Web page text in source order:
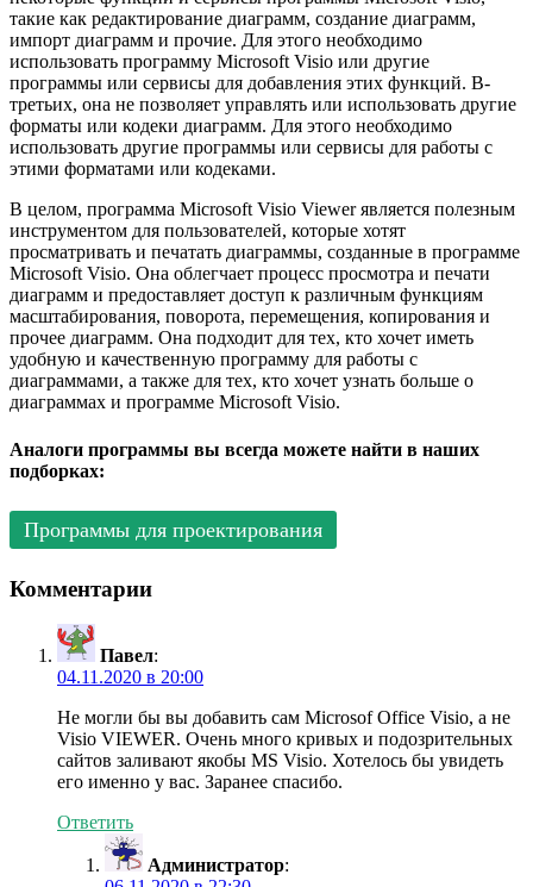
такие как редактирование диаграмм, создание диаграмм,
импорт диаграмм и прочие. Для этого необходимо
использовать программу Microsoft Visio или другие
программы или сервисы для добавления этих функций. В-
третьих, она не позволяет управлять или использовать другие
форматы или кодеки диаграмм. Для этого необходимо
использовать другие программы или сервисы для работы с
этими форматами или кодеками.
В целом, программа Microsoft Visio Viewer является полезным
инструментом для пользователей, которые хотят
просматривать и печатать диаграммы, созданные в программе
Microsoft Visio. Она облегчает процесс просмотра и печати
диаграмм и предоставляет доступ к различным функциям
масштабирования, поворота, перемещения, копирования и
прочее диаграмм. Она подходит для тех, кто хочет иметь
удобную и качественную программу для работы с
диаграммами, а также для тех, кто хочет узнать больше о
диаграммах и программе Microsoft Visio.
Аналоги программы вы всегда можете найти в наших
подборках:
Программы для проектирования
Комментарии
Павел:
04.11.2020 в 20:00
Не могли бы вы добавить сам Microsof Office Visio, а не
Visio VIEWER. Очень много кривых и подозрительных
сайтов заливают якобы MS Visio. Хотелось бы увидеть
его именно у вас. Заранее спасибо.
Ответить
Администратор: